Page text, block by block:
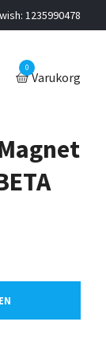
1235990478
0
Varukorg